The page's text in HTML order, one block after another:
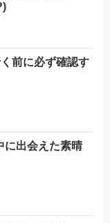
前に必ず確認す
に出会えた素晴